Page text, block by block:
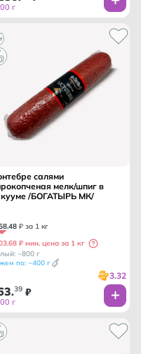
г
салями
мелк/шпиг в
/БОГАТЫРЬ МК/
.48 ₽ за 1 кг
₽ мин. цена за 1 кг
~800 г
по: ~400 г
3.32
.39 ₽
г